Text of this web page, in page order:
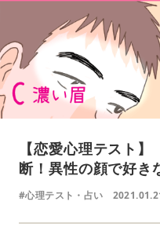
【恋愛心理テスト
断！異性の顔で好き
#心理テスト・占い